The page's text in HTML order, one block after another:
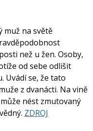
muž na světě
než u žen. Osoby,
od sebe odlišit
Uvádí se, že tato
z dvanácti. Na vině
nést zmutovaný
ZDROJ